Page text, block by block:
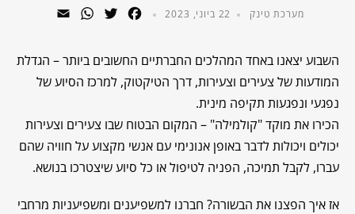
מערכת טינק 22 ביוני, 2023 Facebook
Twitter
WhatsApp
השבוע יצאנו באחד המהלכים החברתיים החשובים ביותר – הגדלת
המודעות של צעירים וצעירות, דרך הטיקטוק, למרכז הסיוע של
נפגעי ונפגעות תקיפה מינית.
הכירו את מוקד "קולמילה" – המקום הבטוח שבו צעירים וצעירות
יכולים ויכולות לדבר באופן אנונימי עם אנשי מקצוע על חוויה שהם
עברו, לקבל תמיכה, הפניה לטיפול או כל סיוע שיצטרכו בנושא.
אז איך הפצנו את הבשורה? חברנו למשפיענים ומשפיעניות מרחבי